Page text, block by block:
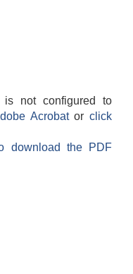
is not configured to
Acrobatorclick
download the PDF